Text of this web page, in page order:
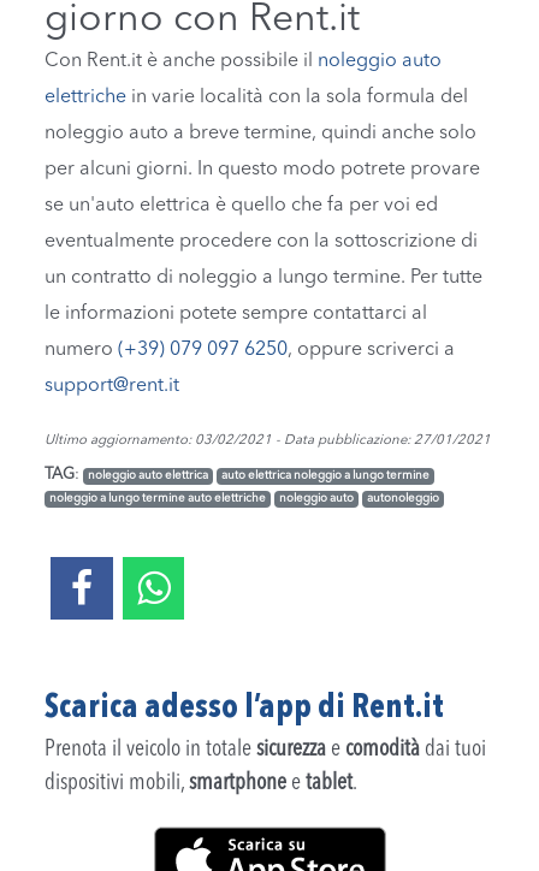
giorno con Rent.it
Con Rent.it è anche possibile il noleggio auto
elettriche in varie località con la sola formula del
noleggio auto a breve termine, quindi anche solo
per alcuni giorni. In questo modo potrete provare
se un'auto elettrica è quello che fa per voi ed
eventualmente procedere con la sottoscrizione di
un contratto di noleggio a lungo termine. Per tutte
le informazioni potete sempre contattarci al
numero(+39) 079 097 6250, oppure scriverci a
support@rent.it
Ultimo aggiornamento: 03/02/2021 - Data pubblicazione: 27/01/2021
TAG: noleggio auto elettrica auto elettrica noleggio a lungo termine
noleggio a lungo termine auto elettriche noleggio auto autonoleggio
Scarica adesso l’app di Rent.it
Prenota il veicolo in totalesicurezza e comodità dai tuoi
dispositivi mobili,smartphone etablet.